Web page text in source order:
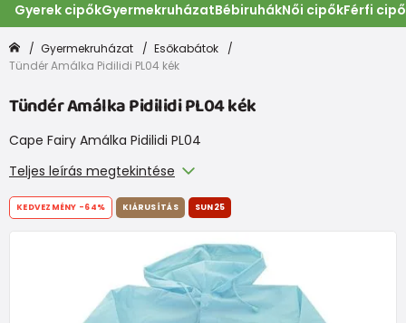
Gyerek cipőkGyermekruházatBébiruhákNői cipőkFérfi
Gyermekruházat
Esőkabátok
Tündér Amálka Pidilidi PL04 kék
Tündér Amálka Pidilidi PL04 kék
Cape Fairy Amálka Pidilidi PL04
Teljes leírás megtekintése
KEDVEZMÉNY -64% KIÁRUSÍTÁS SUN25